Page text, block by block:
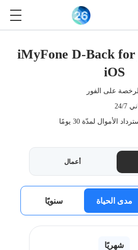
باقات وأسعار iMyFone D-Back for
iOS
على الفور
7
الأموال لمدّة 30 يومًا
أعمال
مدى الحياة سنويًا
شهريًا